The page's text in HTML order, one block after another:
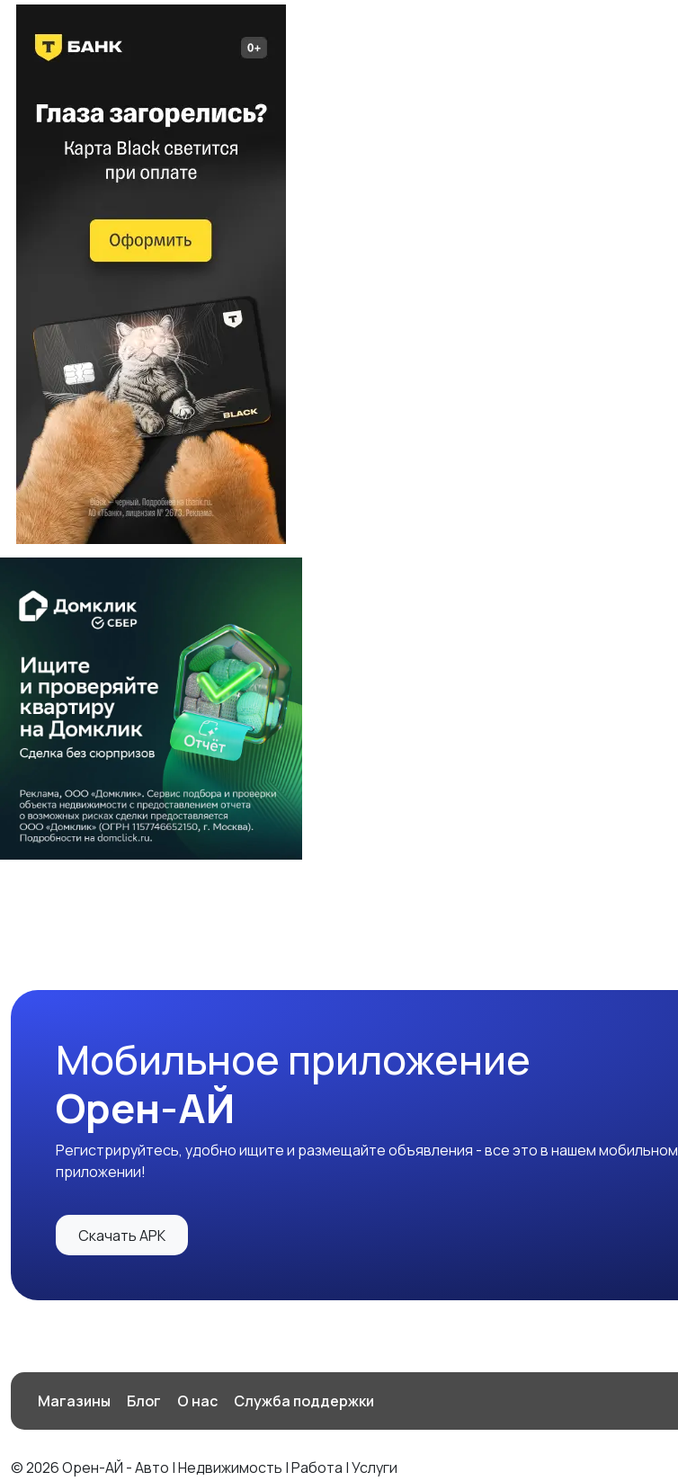
Мобильное приложение
Орен-АЙ
Регистрируйтесь, удобно ищите и размещайте объявления - все это в нашем мобильном
приложении!
Скачать APK
Магазины Блог О нас Служба поддержки
© 2026 Орен-АЙ - Авто | Недвижимость | Работа | Услуги